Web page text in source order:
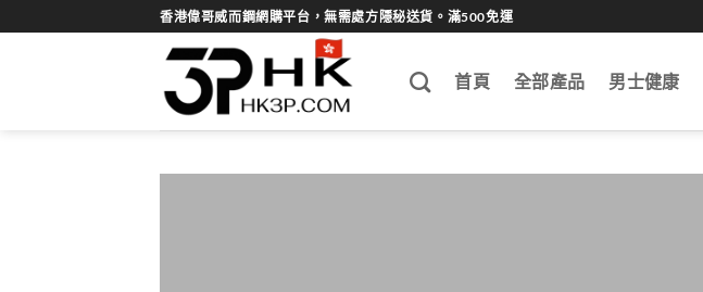
to
香港偉哥威而鋼網購平台，無需處方隱秘送貨。滿500免運
首頁 全部產品 男士健康